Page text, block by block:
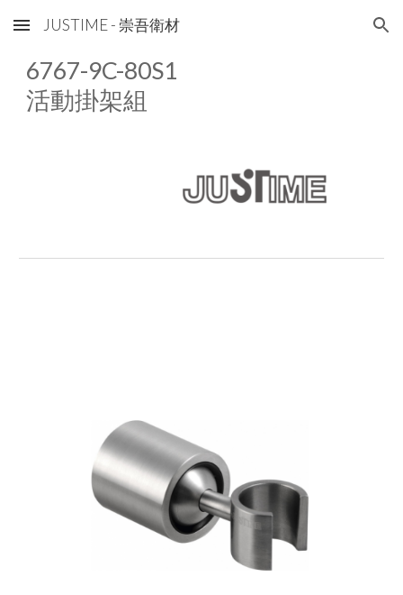
Skip to main content Skip to navigation
JUSTIME - 崇吾衛材
6767-9C-80S1
活動掛架組